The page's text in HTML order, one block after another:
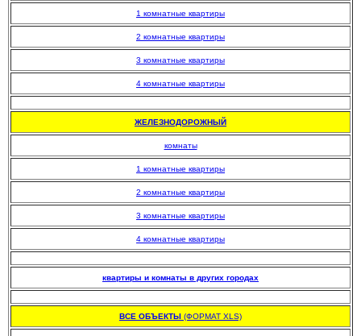
1 комнатные квартиры
2 комнатные квартиры
3 комнатные квартиры
4 комнатные квартиры
ЖЕЛЕЗНОДОРОЖНЫЙ
комнаты
1 комнатные квартиры
2 комнатные квартиры
3 комнатные квартиры
4 комнатные квартиры
квартиры и комнаты в других городах
ВСЕ ОБЪЕКТЫ (ФОРМАТ XLS)